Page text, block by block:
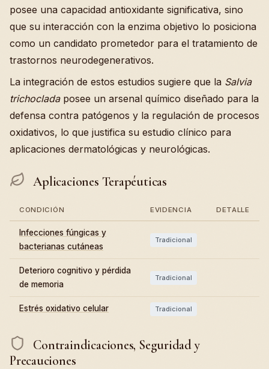
posee una capacidad antioxidante significativa, sino
que su interacción con la enzima objetivo lo posiciona
como un candidato prometedor para el tratamiento de
trastornos neurodegenerativos.
La integración de estos estudios sugiere que la Salvia
trichocladaposee un arsenal químico diseñado para la
defensa contra patógenos y la regulación de procesos
oxidativos, lo que justifica su estudio clínico para
aplicaciones dermatológicas y neurológicas.
Aplicaciones Terapéuticas
CONDICIÓN EVIDENCIA DETALLE
Infecciones fúngicas y
bacterianas cutáneas
Tradicional
Deterioro cognitivo y pérdida
de memoria
Tradicional
Estrés oxidativo celular Tradicional
Contraindicaciones, Seguridad y
Precauciones